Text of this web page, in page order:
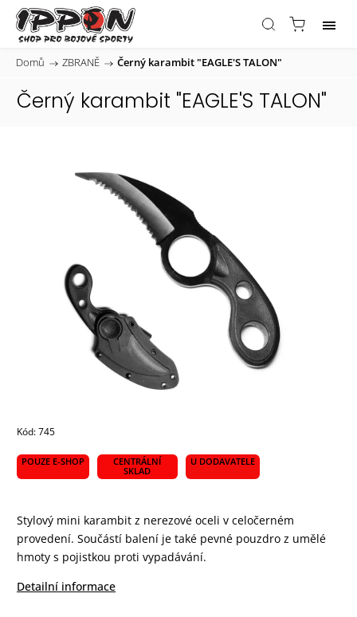
Domů / ZBRANĚ / Černý karambit "EAGLE'S TALON"
Černý karambit "EAGLE'S TALON"
Kód:745
POUZE E-SHOP
CENTRÁLNÍ
SKLAD
U DODAVATELE
Stylový mini karambit z nerezové oceli v celočerném
provedení. Součástí balení je také pevné pouzdro z umělé
hmoty s pojistkou proti vypadávání.
Detailní informace